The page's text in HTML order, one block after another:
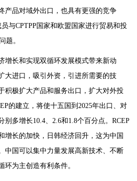
产品对域外出口，也具有更强的竞争
与CPTPP国家和欧盟国家进行贸易和投
题。
增长和实现双循环发展模式带来新动
大进口，吸引外资，引进所需要的技
积极扩大产品和服务出口，扩大对外投
的建立，将使十五国到2025年出口、对
别多增长10.4、2.6和1.8个百分点。RCEP
增长的加快，日韩经济回升，这为中国
中国可以集中力量发展高新技术、不断
环为主创造有利条件。